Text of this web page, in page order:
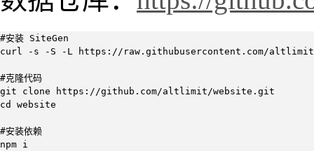
#安装 SiteGen
curl -s -S -L https://raw.githubusercontent.com/
#克隆代码
git clone https://github.com/altlimit/website.git
cd website
#安装依赖
npm i